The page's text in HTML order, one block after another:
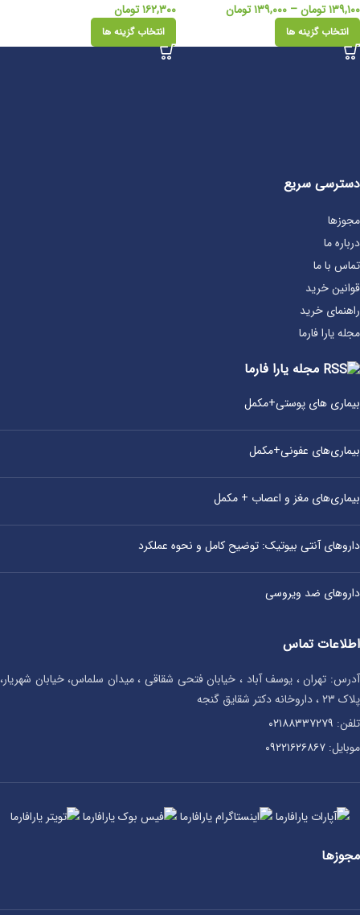
۱۳۹,۱۰۰تومان– ۱۳۹,۰۰۰تومان
انتخاب گزینه ها
۱۶۲,۳۰۰تومان
انتخاب گزینه ها
دسترسی سریع
مجوزها
درباره ما
تماس با ما
قوانین خرید
راهنمای خرید
مجله یارا فارما
مجله یارا فارما
بیماری‌ های پوستی+مکمل
بیماری‌های عفونی+مکمل
بیماری‌های مغز و اعصاب + مکمل
داروهای آنتی‌ بیوتیک: توضیح کامل و نحوه عملکرد
داروهای ضد ویروسی
اطلاعات تماس
آدرس: تهران ، یوسف آباد ، خیابان فتحی شقاقی ، میدان سلماس، خیابان شهریار،
پلاک ۲۳ ، داروخانه دکتر شقایق گنجه
تلفن: ۰۲۱۸۸۳۳۷۲۷۹
موبایل: ۰۹۲۲۱۶۲۶۸۶۷
مجوزها